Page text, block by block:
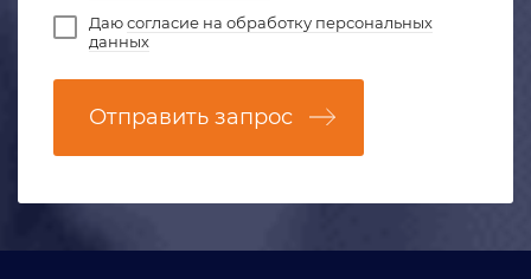
Даюсогласие на обработку персональных
данных
Отправить запрос